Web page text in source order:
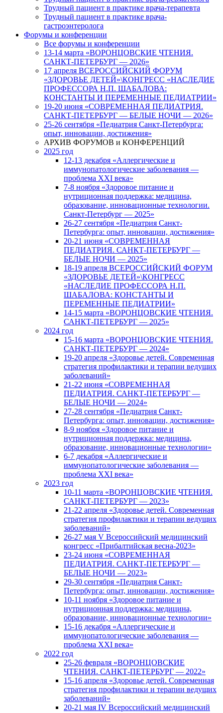
Трудный пациент в практике врача-терапевта
Трудный пациент в практике врача-
гастроэнтеролога
Форумы и конференции
Все форумы и конференции
13-14 марта «ВОРОНЦОВСКИЕ ЧТЕНИЯ.
САНКТ-ПЕТЕРБУРГ — 2026»
17 апреля ВСЕРОССИЙСКИЙ ФОРУМ
«ЗДОРОВЬЕ ДЕТЕЙ»\КОНГРЕСС «НАСЛЕДИЕ
ПРОФЕССОРА Н.П. ШАБАЛОВА:
КОНСТАНТЫ И ПЕРЕМЕННЫЕ ПЕДИАТРИИ»
19-20 июня «СОВРЕМЕННАЯ ПЕДИАТРИЯ.
САНКТ-ПЕТЕРБУРГ — БЕЛЫЕ НОЧИ — 2026»
25-26 сентября «Педиатрия Санкт-Петербурга:
опыт, инновации, достижения»
АРХИВ ФОРУМОВ и КОНФЕРЕНЦИЙ
2025 год
12-13 декабря «Аллергические и
иммунопатологические заболевания —
проблема XXI века»
7-8 ноября «Здоровое питание и
нутриционная поддержка: медицина,
образование, инновационные технологии.
Санкт-Петербург — 2025»
26-27 сентября «Педиатрия Санкт-
Петербурга: опыт, инновации, достижения»
20-21 июня «СОВРЕМЕННАЯ
ПЕДИАТРИЯ. САНКТ-ПЕТЕРБУРГ —
БЕЛЫЕ НОЧИ — 2025»
18-19 апреля ВСЕРОССИЙСКИЙ ФОРУМ
«ЗДОРОВЬЕ ДЕТЕЙ»\КОНГРЕСС
«НАСЛЕДИЕ ПРОФЕССОРА Н.П.
ШАБАЛОВА: КОНСТАНТЫ И
ПЕРЕМЕННЫЕ ПЕДИАТРИИ»
14-15 марта «ВОРОНЦОВСКИЕ ЧТЕНИЯ.
САНКТ-ПЕТЕРБУРГ — 2025»
2024 год
15-16 марта «ВОРОНЦОВСКИЕ ЧТЕНИЯ.
САНКТ-ПЕТЕРБУРГ — 2024»
19-20 апреля «Здоровье детей. Современная
стратегия профилактики и терапии ведущих
заболеваний»
21-22 июня «СОВРЕМЕННАЯ
ПЕДИАТРИЯ. САНКТ-ПЕТЕРБУРГ —
БЕЛЫЕ НОЧИ — 2024»
27-28 сентября «Педиатрия Санкт-
Петербурга: опыт, инновации, достижения»
8-9 ноября «Здоровое питание и
нутриционная поддержка: медицина,
образование, инновационные технологии»
6-7 декабря «Аллергические и
иммунопатологические заболевания —
проблема XXI века»
2023 год
10-11 марта «ВОРОНЦОВСКИЕ ЧТЕНИЯ.
САНКТ-ПЕТЕРБУРГ — 2023»
21-22 апреля «Здоровье детей. Современная
стратегия профилактики и терапии ведущих
заболеваний»
26-27 мая V Всероссийский медицинский
конгресс «Прибалтийская весна-2023»
23-24 июня «СОВРЕМЕННАЯ
ПЕДИАТРИЯ. САНКТ-ПЕТЕРБУРГ —
БЕЛЫЕ НОЧИ — 2023»
29-30 сентября «Педиатрия Санкт-
Петербурга: опыт, инновации, достижения»
10-11 ноября «Здоровое питание и
нутриционная поддержка: медицина,
образование, инновационные технологии»
15-16 декабря «Аллергические и
иммунопатологические заболевания —
проблема XXI века»
2022 год
25-26 февраля «ВОРОНЦОВСКИЕ
ЧТЕНИЯ. САНКТ-ПЕТЕРБУРГ — 2022»
15-16 апреля «Здоровье детей. Современная
стратегия профилактики и терапии ведущих
заболеваний»
20-21 мая IV Всероссийский медицинский